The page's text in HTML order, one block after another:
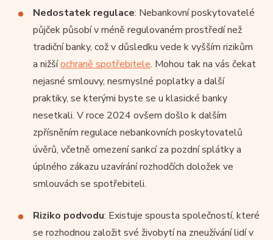
Nedostatek regulace: Nebankovní poskytovatelé
půjček působí v méně regulovaném prostředí než
tradiční banky, což v důsledku vede k vyšším rizikům
a nižšíochraně spotřebitele. Mohou tak na vás čekat
nejasné smlouvy, nesmyslné poplatky a další
praktiky, se kterými byste se u klasické banky
nesetkali. V roce 2024 ovšem došlo k dalším
zpřísněním regulace nebankovních poskytovatelů
úvěrů, včetně omezení sankcí za pozdní splátky a
úplného zákazu uzavírání rozhodčích doložek ve
smlouvách se spotřebiteli.
Riziko podvodu: Existuje spousta společností, které
se rozhodnou založit své živobytí na zneužívání lidí v